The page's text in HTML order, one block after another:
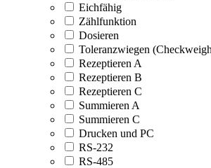
Eichfähig
Zählfunktion
Dosieren
Toleranzwiegen
Rezeptieren A
Rezeptieren B
Rezeptieren C
Summieren A
Summieren C
Drucken und PC
RS-232
RS-485